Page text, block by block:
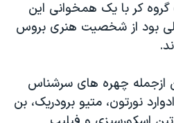
گروه کر با یک همخوانی این
بود از شخصیت هنری بروس
مدعوین ازجمله چهره های سرشناس
نورتون، متیو برودریک، بن